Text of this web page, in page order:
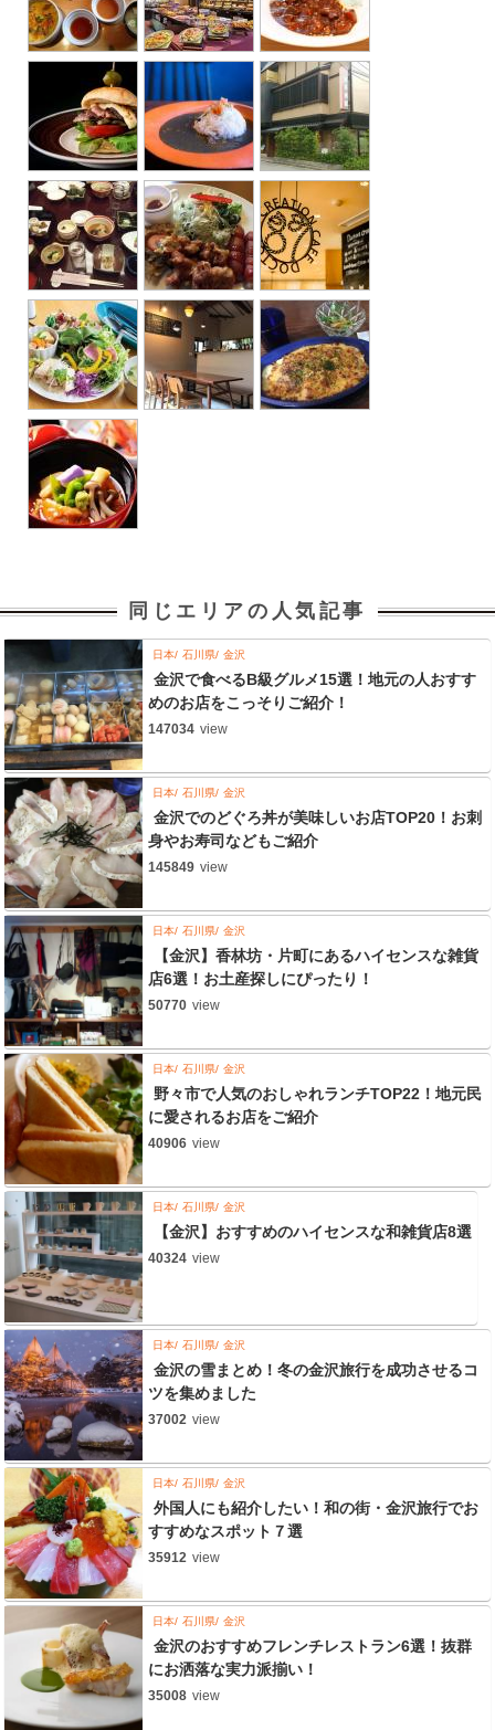
同じエリアの人気記事
日本 石川県 金沢
金沢で食べるB級グルメ15選！地元の人おすす
めのお店をこっそりご紹介！
147034 view
日本 石川県 金沢
金沢でのどぐろ丼が美味しいお店TOP20！お刺
身やお寿司などもご紹介
145849 view
日本 石川県 金沢
【金沢】香林坊・片町にあるハイセンスな雑貨
店6選！お土産探しにぴったり！
50770 view
日本 石川県 金沢
野々市で人気のおしゃれランチTOP22！地元民
に愛されるお店をご紹介
40906 view
日本 石川県 金沢
【金沢】おすすめのハイセンスな和雑貨店8選
40324 view
日本 石川県 金沢
金沢の雪まとめ！冬の金沢旅行を成功させるコ
ツを集めました
37002 view
日本 石川県 金沢
外国人にも紹介したい！和の街・金沢旅行でお
すすめなスポット７選
35912 view
日本 石川県 金沢
金沢のおすすめフレンチレストラン6選！抜群
にお洒落な実力派揃い！
35008 view